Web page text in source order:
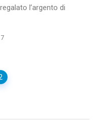
l’argento di